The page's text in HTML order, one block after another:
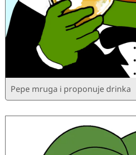
Pepe mruga i proponuje drinka